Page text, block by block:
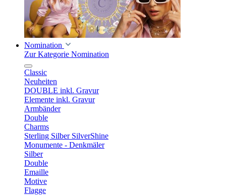
Nomination
Zur Kategorie Nomination
Classic
Neuheiten
DOUBLE inkl. Gravur
Elemente inkl. Gravur
Armbänder
Double
Charms
Sterling Silber SilverShine
Monumente - Denkmäler
Silber
Double
Emaille
Motive
Flagge